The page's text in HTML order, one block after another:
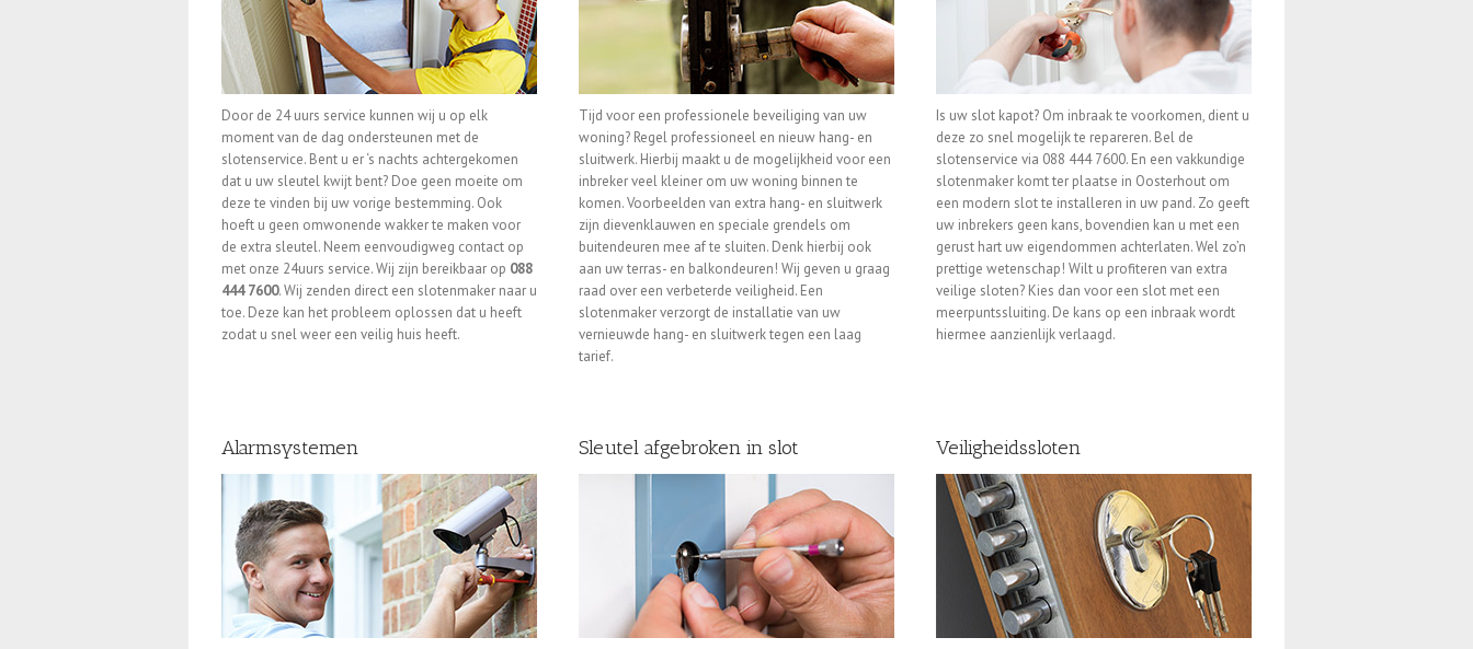
Door de 24 uurs service kunnen wij u op elk
moment van de dag ondersteunen met de
slotenservice. Bent u er ‘s nachts achtergekomen
dat u uw sleutel kwijt bent? Doe geen moeite om
deze te vinden bij uw vorige bestemming. Ook
hoeft u geen omwonende wakker te maken voor
de extra sleutel. Neem eenvoudigweg contact op
met onze 24uurs service. Wij zijn bereikbaar op 088
444 7600. Wij zenden direct een slotenmaker naar u
toe. Deze kan het probleem oplossen dat u heeft
zodat u snel weer een veilig huis heeft.
Tijd voor een professionele beveiliging van uw
woning? Regel professioneel en nieuw hang- en
sluitwerk. Hierbij maakt u de mogelijkheid voor een
inbreker veel kleiner om uw woning binnen te
komen. Voorbeelden van extra hang- en sluitwerk
zijn dievenklauwen en speciale grendels om
buitendeuren mee af te sluiten. Denk hierbij ook
aan uw terras- en balkondeuren! Wij geven u graag
raad over een verbeterde veiligheid. Een
slotenmaker verzorgt de installatie van uw
vernieuwde hang- en sluitwerk tegen een laag
tarief.
Is uw slot kapot? Om inbraak te voorkomen, dient u
deze zo snel mogelijk te repareren. Bel de
slotenservice via 088 444 7600. En een vakkundige
slotenmaker komt ter plaatse in Oosterhout om
een modern slot te installeren in uw pand. Zo geeft
uw inbrekers geen kans, bovendien kan u met een
gerust hart uw eigendommen achterlaten. Wel zo’n
prettige wetenschap! Wilt u profiteren van extra
veilige sloten? Kies dan voor een slot met een
meerpuntssluiting. De kans op een inbraak wordt
hiermee aanzienlijk verlaagd.
Alarmsystemen Sleutel afgebroken in slot Veiligheidssloten